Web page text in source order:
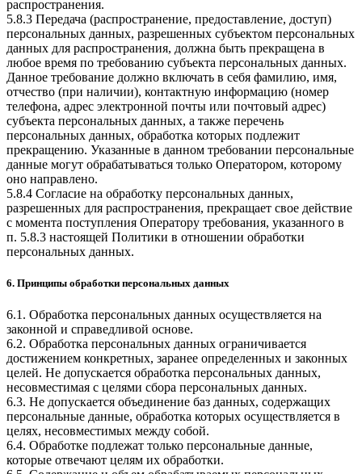
распространения.
5.8.3 Передача (распространение, предоставление, доступ)
персональных данных, разрешенных субъектом персональных
данных для распространения, должна быть прекращена в
любое время по требованию субъекта персональных данных.
Данное требование должно включать в себя фамилию, имя,
отчество (при наличии), контактную информацию (номер
телефона, адрес электронной почты или почтовый адрес)
субъекта персональных данных, а также перечень
персональных данных, обработка которых подлежит
прекращению. Указанные в данном требовании персональные
данные могут обрабатываться только Оператором, которому
оно направлено.
5.8.4 Согласие на обработку персональных данных,
разрешенных для распространения, прекращает свое действие
с момента поступления Оператору требования, указанного в
п. 5.8.3 настоящей Политики в отношении обработки
персональных данных.
6. Принципы обработки персональных данных
6.1. Обработка персональных данных осуществляется на
законной и справедливой основе.
6.2. Обработка персональных данных ограничивается
достижением конкретных, заранее определенных и законных
целей. Не допускается обработка персональных данных,
несовместимая с целями сбора персональных данных.
6.3. Не допускается объединение баз данных, содержащих
персональные данные, обработка которых осуществляется в
целях, несовместимых между собой.
6.4. Обработке подлежат только персональные данные,
которые отвечают целям их обработки.